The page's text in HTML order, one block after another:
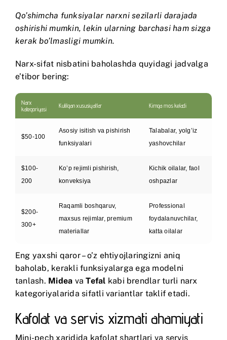
Qo’shimcha funksiyalar narxni sezilarli darajada
oshirishi mumkin, lekin ularning barchasi ham sizga
kerak bo’lmasligi mumkin.
Narx-sifat nisbatini baholashda quyidagi jadvalga
e’tibor bering:
Narx
kategoriyasi
Kutilgan xususiyatlar Kimga mos keladi
$50-100
Asosiy isitish va pishirish
funksiyalari
Talabalar, yolg’iz
yashovchilar
$100-
200
Ko’p rejimli pishirish,
konveksiya
Kichik oilalar, faol
oshpazlar
$200-
300+
Raqamli boshqaruv,
maxsus rejimlar, premium
materiallar
Professional
foydalanuvchilar,
katta oilalar
Eng yaxshi qaror – o’z ehtiyojlaringizni aniq
baholab, kerakli funksiyalarga ega modelni
tanlash. Midea vaTefal kabi brendlar turli narx
kategoriyalarida sifatli variantlar taklif etadi.
Kafolat va servis xizmati ahamiyati
Mini-pech xaridida kafolat shartlari va servis